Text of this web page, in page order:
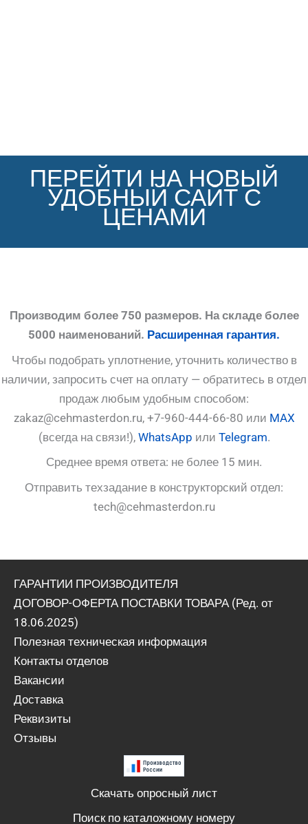
ПЕРЕЙТИ НА НОВЫЙ
УДОБНЫЙ САЙТ С
ЦЕНАМИ
Производим более 750 размеров. На складе более
5000 наименований. Расширенная гарантия.
Чтобы подобрать уплотнение, уточнить количество в
наличии, запросить счет на оплату — обратитесь в отдел
продаж любым удобным способом:
zakaz@cehmasterdon.ru, +7-960-444-66-80 или MAX
(всегда на связи!), WhatsApp или Telegram.
Среднее время ответа: не более 15 мин.
Отправить техзадание в конструкторский отдел:
tech@cehmasterdon.ru
ГАРАНТИИ ПРОИЗВОДИТЕЛЯ
ДОГОВОР-ОФЕРТА ПОСТАВКИ ТОВАРА (Ред. от
18.06.2025)
Полезная техническая информация
Контакты отделов
Вакансии
Доставка
Реквизиты
Отзывы
Скачать опросный лист
Поиск по каталожному номеру